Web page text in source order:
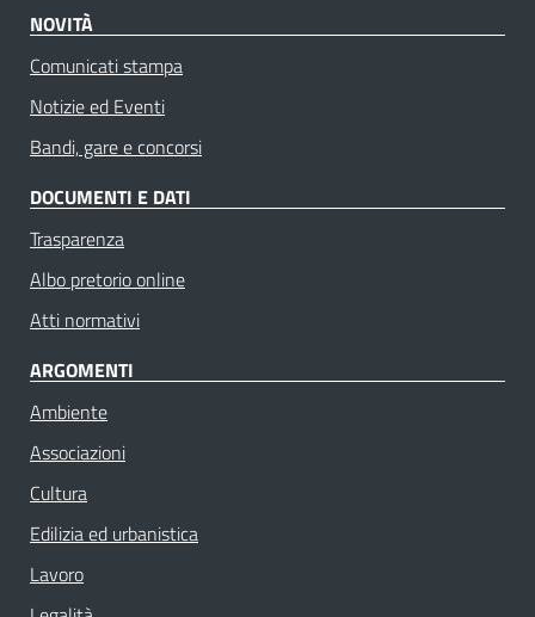
NOVITÀ
Comunicati stampa
Notizie ed Eventi
Bandi, gare e concorsi
DOCUMENTI E DATI
Trasparenza
Albo pretorio online
Atti normativi
ARGOMENTI
Ambiente
Associazioni
Cultura
Edilizia ed urbanistica
Lavoro